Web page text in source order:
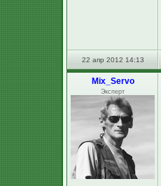
22 апр 2012 14:13
Mix_Servo
Эксперт